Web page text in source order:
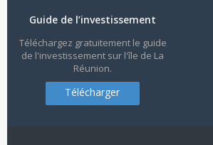
Guide de l’investissement
Téléchargez gratuitement le guide
de l'investissement sur l'île de La
Réunion.
Télécharger